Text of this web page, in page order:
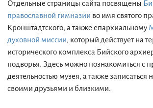
Отдельные страницы сайта посвящены
православной гимназии во имя святого
Кронштадтского, а также епархиальному
духовной миссии, который действует на
исторического комплекса Бийского
подворья. Здесь можно познакомиться с
деятельностью музея, а также записаться
своими друзьями и близкими.